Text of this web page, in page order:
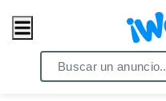
/ Propiedades / Casas